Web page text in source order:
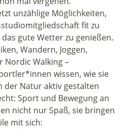
unzählige Möglichkeiten,
fit zu
gute Wetter zu genießen.
Wandern, Joggen,
Nordic Walking –
wissen, wie sie
der Natur aktiv gestalten
Sport und Bewegung an
nicht nur Spaß, sie bringen
mit sich: